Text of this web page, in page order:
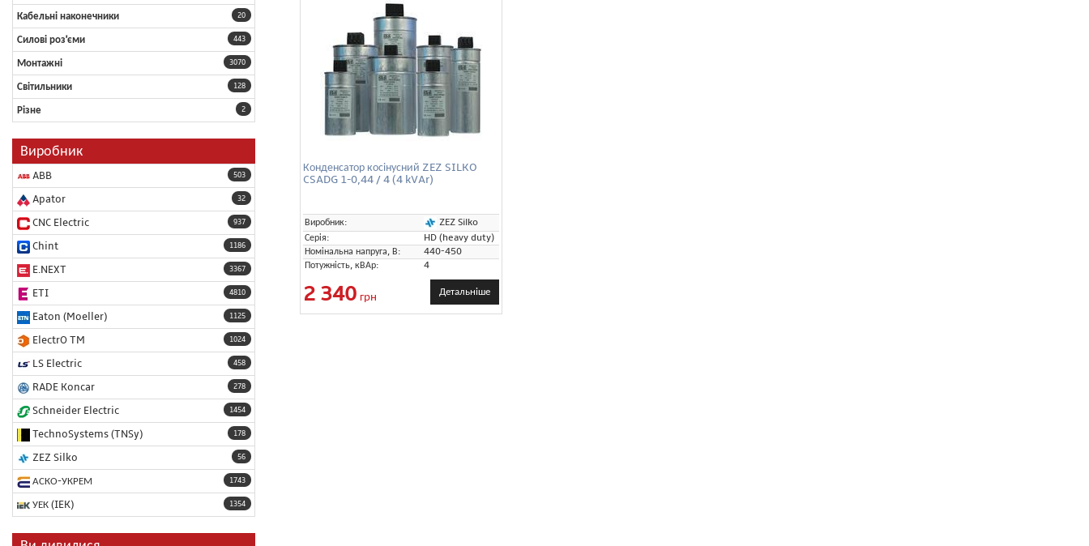
20
Кабельні наконечники
443
Силові роз'єми
3070
Монтажні
128
Світильники
2
Різне
Виробник
503
ABB
32
Apator
937
CNC Electric
1186
Chint
3367
E.NEXT
4810
ETI
1125
Eaton (Moeller)
1024
ElectrO TM
458
LS Electric
278
RADE Koncar
1454
Schneider Electric
178
TechnoSystems (TNSy)
56
ZEZ Silko
1743
АСКО-УКРЕМ
1354
УЕК (IEK)
Конденсатор косінусний ZEZ SILKO
CSADG 1-0,44 / 4 (4 kVAr)
Виробник:
ZEZ Silko
Серія:
HD (heavy duty)
Номінальна напруга, В:
440-450
Потужність, кВАр:
4
2 340 грн Детальніше